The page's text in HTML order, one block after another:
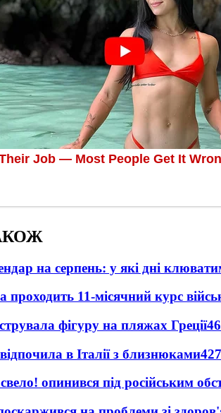
на серпень: у які дні
проходить 11-місячний курс
фігуру на пляжах Греції
в Італії з близнюками
опинився під російським